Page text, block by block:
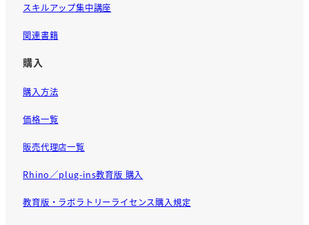
スキルアップ集中講座
関連書籍
購入
購入方法
価格一覧
販売代理店一覧
Rhino／plug-ins教育版 購入
教育版・ラボラトリーライセンス購入規定